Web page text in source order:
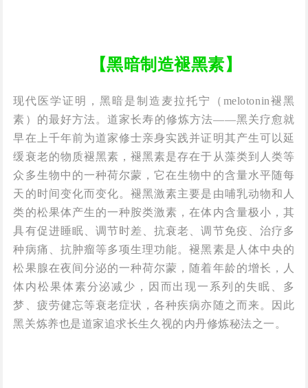
【黑暗制造褪黑素】
现代医学证明，黑暗是制造麦拉托宁（melotonin褪黑
素）的最好方法。道家长寿的修炼方法——黑关疗愈就
早在上千年前为道家修士亲身实践并证明其产生可以延
缓衰老的物质褪黑素，褪黑素是存在于从藻类到人类等
众多生物中的一种荷尔蒙，它在生物中的含量水平随每
天的时间变化而变化。褪黑激素主要是由哺乳动物和人
类的松果体产生的一种胺类激素，在体内含量极小，其
具有促进睡眠、调节时差、抗衰老、调节免疫、治疗多
种病痛、抗肿瘤等多项生理功能。褪黑素是人体中央的
松果腺在夜间分泌的一种荷尔蒙，随着年龄的增长，人
体内松果体素分泌减少，因而出现一系列的失眠、多
梦、疲劳健忘等衰老症状，各种疾病亦随之而来。因此
黑关炼养也是道家追求长生久视的内丹修炼秘法之一。